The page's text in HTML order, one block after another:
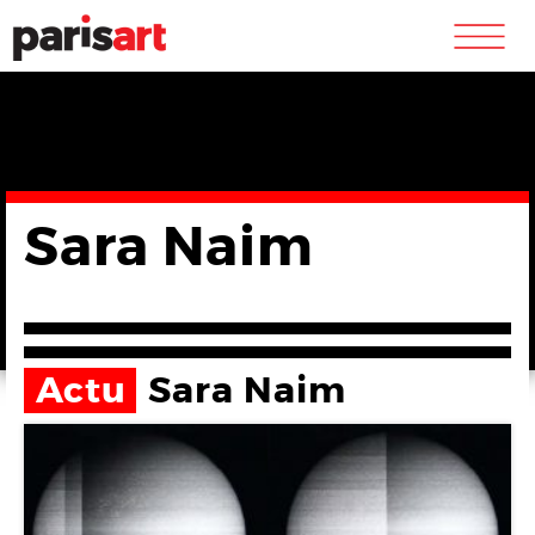
m
Sara Naim
Actu Sara Naim